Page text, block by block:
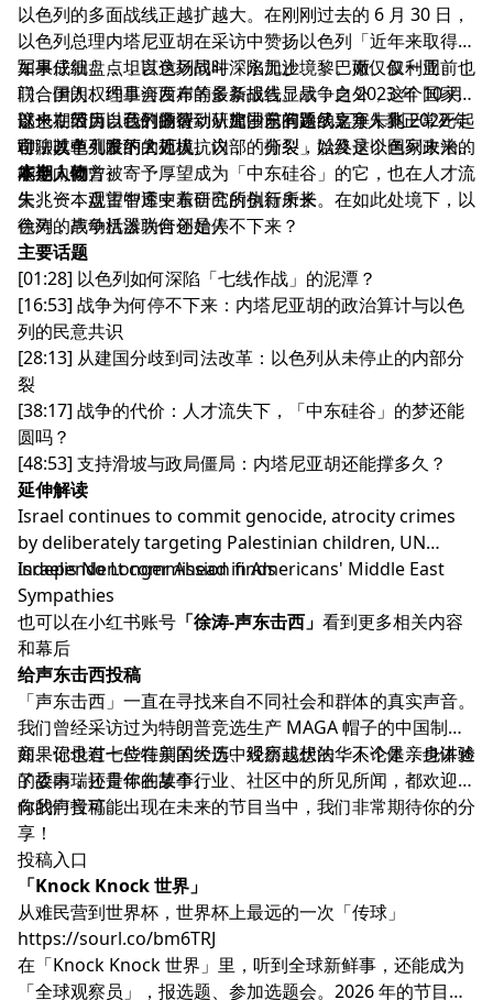
以色列的多面战线正越扩越大。在刚刚过去的 6 月 30 日，
以色列总理内塔尼亚胡在采访中赞扬以色列「近年来取得的
军事成就」，坦言这场战斗「永无止境」。而仅仅一周前，
联合国人权理事会发布的最新报告显示，自 2023 年 10 月
以来，因为以色列的行动，加沙已有近 7.5 万人非正常死
亡，其中儿童约 2 万人。
如果仔细盘点，以色列同时深陷加沙、黎巴嫩、叙利亚、也
门、伊朗、约旦河西岸等多条战线。战争之外，这个国家内
部也在经历自己的撕裂：从建国前的路线之争，到 2022 年
司法改革引发的大规模抗议，「分裂」始终是以色列政治的
底色；而曾被寄予厚望成为「中东硅谷」的它，也在人才流
失、资本观望中透支着自己的创新未来。在如此处境下，以
色列的战争机器为何还是停不下来？
这一期节目，我们邀请到研究中东问题的嘉宾朱兆一，一起
聊聊以色列眼下的处境、内部的撕裂，以及这个国家未来可
能走向何方。
本期人物
朱兆一，盘古智库中东研究所执行所长
徐涛，声动活泼联合创始人
主要话题
[01:28] 以色列如何深陷「七线作战」的泥潭？
[16:53] 战争为何停不下来：内塔尼亚胡的政治算计与以色
列的民意共识
[28:13] 从建国分歧到司法改革：以色列从未停止的内部分
裂
[38:17] 战争的代价：人才流失下，「中东硅谷」的梦还能
圆吗？
[48:53] 支持滑坡与政局僵局：内塔尼亚胡还能撑多久？
延伸解读
Israel continues to commit genocide, atrocity crimes
by deliberately targeting Palestinian children, UN
independent commission finds
Israelis No Longer Ahead in Americans' Middle East
Sympathies
也可以在小红书账号 「徐涛-声东击西」 看到更多相关内容
和幕后
给声东击西投稿
「声东击西」一直在寻找来自不同社会和群体的真实声音。
我们曾经采访过为特朗普竞选生产 MAGA 帽子的中国制造
商、记录过七位在美国大选中经历起伏的华人个体，也讲述
了委内瑞拉青年的故事。
如果你也有一些特别的经历、观察或想法，不论是亲身体验
的故事，还是你在某个行业、社区中的所见所闻，都欢迎你
向我们投稿。
你的声音可能出现在未来的节目当中，我们非常期待你的分
享！
投稿入口
「Knock Knock 世界」
从难民营到世界杯，世界杯上最远的一次「传球」
https://sourl.co/bm6TRJ
在「Knock Knock 世界」里，听到全球新鲜事，还能成为
「全球观察员」，报选题、参加选题会。2026 年的节目正